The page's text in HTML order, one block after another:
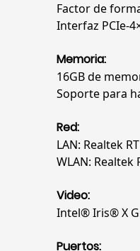
Factor de
Interfaz PCIe-
Memoria:
16GB de
Soporte para
Red:
LAN: Realtek
WLAN: Realtek
Video:
Intel® Iris® X
Puertos: